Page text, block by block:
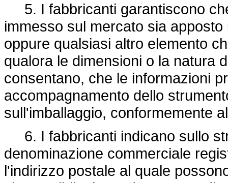
5. I fabbricanti garantiscono
immesso sul mercato sia
oppure qualsiasi altro elemento
qualora le dimensioni o la natura
consentano, che le informazioni
accompagnamento dello
sull'imballaggio, conformemente
6. I fabbricanti indicano sullo
denominazione commerciale
l'indirizzo postale al quale